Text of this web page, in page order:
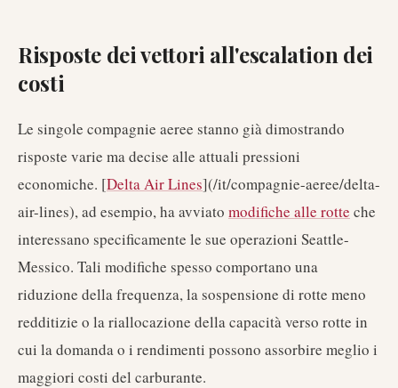
Risposte dei vettori all'escalation dei
costi
Le singole compagnie aeree stanno già dimostrando
risposte varie ma decise alle attuali pressioni
economiche. [Delta Air Lines](/it/compagnie-aeree/delta-
air-lines), ad esempio, ha avviato modifiche alle rotte che
interessano specificamente le sue operazioni Seattle-
Messico. Tali modifiche spesso comportano una
riduzione della frequenza, la sospensione di rotte meno
redditizie o la riallocazione della capacità verso rotte in
cui la domanda o i rendimenti possono assorbire meglio i
maggiori costi del carburante.